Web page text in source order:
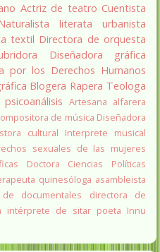
Actriz de teatro Cuentista
literata
urbanista
textil Directora de orquesta
Diseñadora gráfica
por los Derechos Humanos
Blogera Rapera Teologa
psicoanálisis Artesana alfarera
de música Diseñadora
cultural
Interprete musical
sexuales de las mujeres
Doctora Ciencias Políticas
quinesóloga asambleista
documentales
directora de
intérprete de sitar poeta Innu